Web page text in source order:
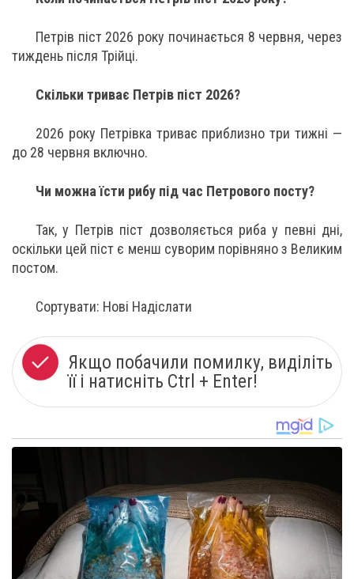
Петрів піст 2026 року починається 8 червня, через
тиждень після Трійці.
Скільки триває Петрів піст 2026?
2026 року Петрівка триває приблизно три тижні —
до 28 червня включно.
Чи можна їсти рибу під час Петрового посту?
Так, у Петрів піст дозволяється риба у певні дні,
оскільки цей піст є менш суворим порівняно з Великим
постом.
Сортувати: Нові Надіслати
Якщо побачили помилку, виділіть
її і натисніть Ctrl + Enter!